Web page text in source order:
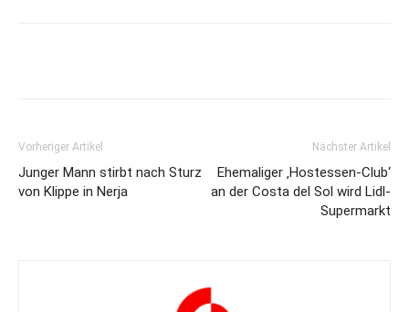
Vorheriger Artikel
Junger Mann stirbt nach Sturz
von Klippe in Nerja
Nächster Artikel
Ehemaliger ‚Hostessen-Club‘
an der Costa del Sol wird Lidl-
Supermarkt